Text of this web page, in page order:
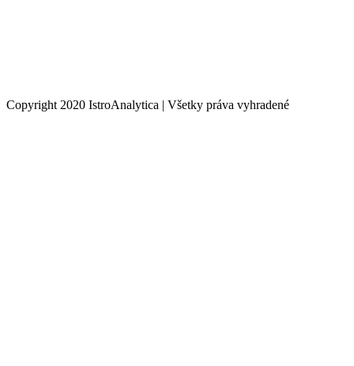
Copyright 2020 IstroAnalytica | Všetky práva vyhradené